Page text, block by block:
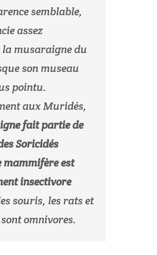
semblable,
assez
la musaraigne du
son museau
pointu.
aux Muridés,
fait partie de
Soricidés
mammifère est
insectivore
souris, les rats et
omnivores.